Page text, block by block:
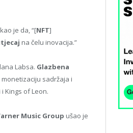
je da, “[NFT]
na čelu inovacija.”
Labsa. Glazbena
sadržaja i
Kings of Leon.
Music Group ušao je